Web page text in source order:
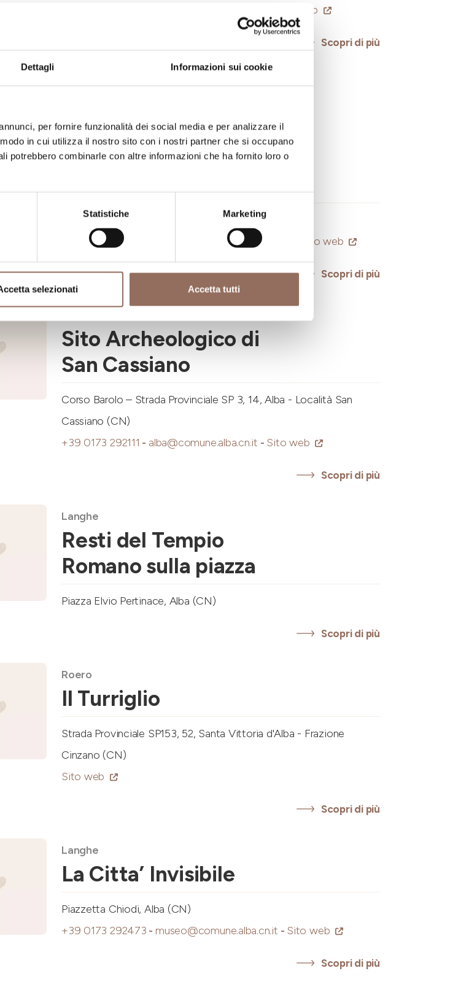
Dettagli Informazioni sui cookie
per fornire funzionalità dei social media e per analizzare il
in cui utilizza il nostro sito con i nostri partner che si occupano
potrebbero combinarle con altre informazioni che ha fornito loro o
Statistiche Marketing
selezionati Accetta tutti
Sito web
Scopri di più
Monferrato
Museo Lapidario e
Cripta di
Sant’Anastasio
Corso Alfieri, 365/A, Asti (AT)
+39 0141 530403
info@fondazioneastimusei.it Sito web
Scopri di più
Sito Archeologico di
San Cassiano
Corso Barolo – Strada Provinciale SP 3, 14, Alba - Località San
Cassiano (CN)
+39 0173 292111 - alba@comune.alba.cn.it - Sito web
Scopri di più
Langhe
Resti del Tempio
Romano sulla piazza
Piazza Elvio Pertinace, Alba (CN)
Scopri di più
Roero
Il Turriglio
Strada Provinciale SP153, 52, Santa Vittoria d'Alba - Frazione
Cinzano (CN)
Sito web
Scopri di più
Langhe
La Citta’ Invisibile
Piazzetta Chiodi, Alba (CN)
+39 0173 292473 - museo@comune.alba.cn.it - Sito web
Scopri di più